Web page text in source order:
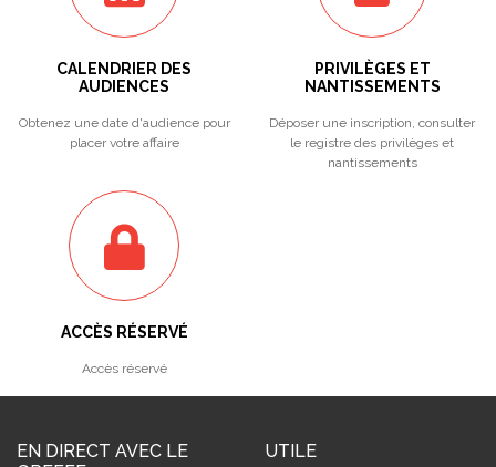
CALENDRIER DES
AUDIENCES
Obtenez une date d'audience pour
placer votre affaire
PRIVILÈGES ET
NANTISSEMENTS
Déposer une inscription, consulter
le registre des privilèges et
nantissements
ACCÈS RÉSERVÉ
Accès réservé
EN DIRECT AVEC LE
UTILE